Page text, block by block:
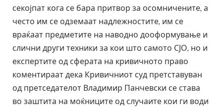
секојпат кога се бара притвор за осомничените, а
често им се одземаат надлежностите, им се
враќаат предметите на наводно дооформување и
слични други техники за кои што самото СЈО, но и
експертите од сферата на кривичното право
коментираат дека Кривичниот суд претставуван
од претседателот Владимир Панчевски се става
во заштита на моќниците од случаите кои ги води